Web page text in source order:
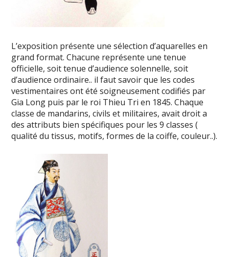
L’exposition présente une sélection d’aquarelles en
grand format. Chacune représente une tenue
officielle, soit tenue d’audience solennelle, soit
d’audience ordinaire.. il faut savoir que les codes
vestimentaires ont été soigneusement codifiés par
Gia Long puis par le roi Thieu Tri en 1845. Chaque
classe de mandarins, civils et militaires, avait droit a
des attributs bien spécifiques pour les 9 classes (
qualité du tissus, motifs, formes de la coiffe, couleur..).